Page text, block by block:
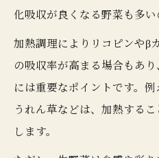
化吸収が良くなる野菜も多い
加熱調理によりリコピンやβ
の吸収率が高まる場合もあ
には重要なポイントです。
うれん草などは、加熱する
します。